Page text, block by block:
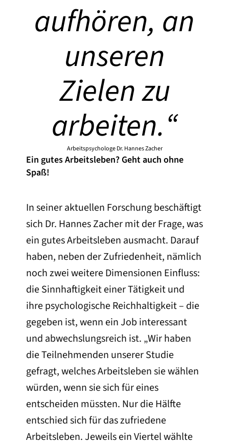
aufhören, an
unseren
Zielen zu
arbeiten.“
Arbeitspsychologe Dr. Hannes Zacher
Ein gutes Arbeitsleben? Geht auch ohne
Spaß!
In seiner aktuellen Forschung beschäftigt
sich Dr. Hannes Zacher mit der Frage, was
ein gutes Arbeitsleben ausmacht. Darauf
haben, neben der Zufriedenheit, nämlich
noch zwei weitere Dimensionen Einfluss:
die Sinnhaftigkeit einer Tätigkeit und
ihre psychologische Reichhaltigkeit – die
gegeben ist, wenn ein Job interessant
und abwechslungsreich ist. „Wir haben
die Teilnehmenden unserer Studie
gefragt, welches Arbeitsleben sie wählen
würden, wenn sie sich für eines
entscheiden müssten. Nur die Hälfte
entschied sich für das zufriedene
Arbeitsleben. Jeweils ein Viertel wählte